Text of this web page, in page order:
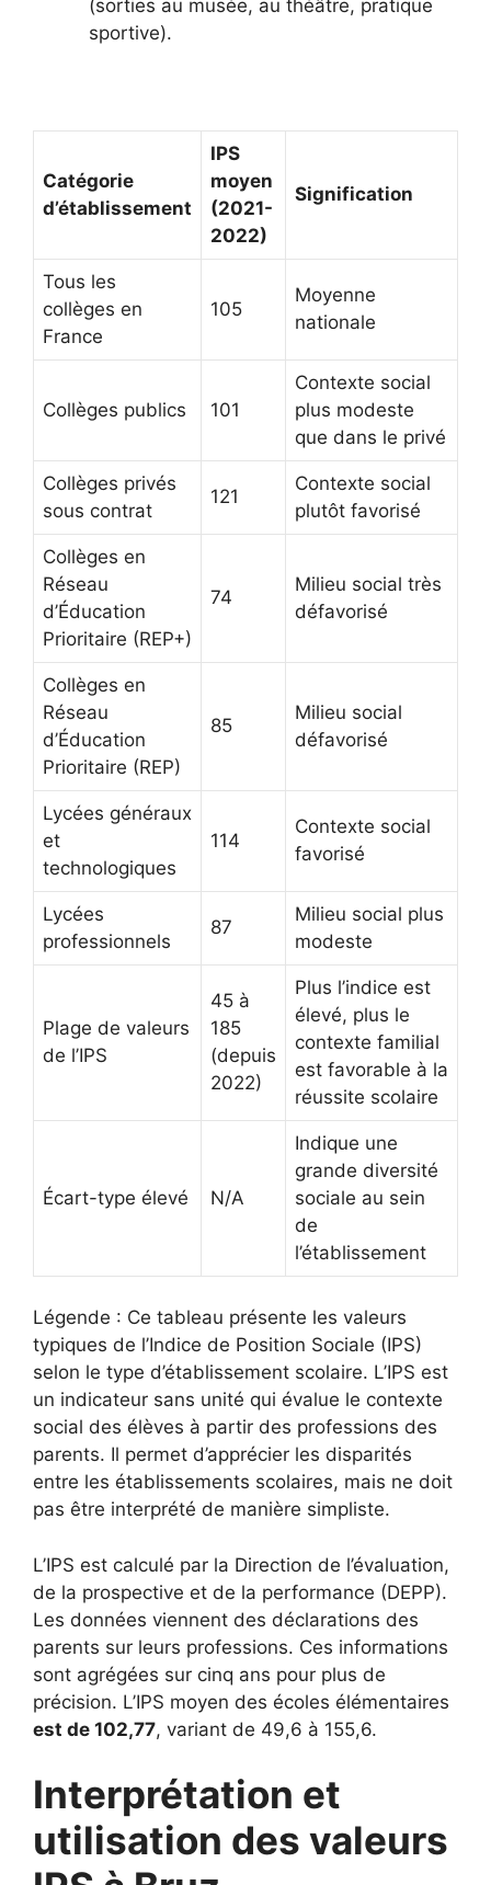
(sorties au musée, au théâtre, pratique
sportive).
Catégorie
d’établissement
IPS
moyen
(2021-
2022)
Signification
Tous les
collèges en
France
105
Moyenne
nationale
Collèges publics 101
Contexte social
plus modeste
que dans le privé
Collèges privés
sous contrat
121
Contexte social
plutôt favorisé
Collèges en
Réseau
d’Éducation
Prioritaire (REP+)
74
Milieu social très
défavorisé
Collèges en
Réseau
d’Éducation
Prioritaire (REP)
85
Milieu social
défavorisé
Lycées généraux
et
technologiques
114
Contexte social
favorisé
Lycées
professionnels
87
Milieu social plus
modeste
Plage de valeurs
de l’IPS
45 à
185
(depuis
2022)
Plus l’indice est
élevé, plus le
contexte familial
est favorable à la
réussite scolaire
Écart-type élevé N/A
Indique une
grande diversité
sociale au sein
de
l’établissement
Légende : Ce tableau présente les valeurs
typiques de l’Indice de Position Sociale (IPS)
selon le type d’établissement scolaire. L’IPS est
un indicateur sans unité qui évalue le contexte
social des élèves à partir des professions des
parents. Il permet d’apprécier les disparités
entre les établissements scolaires, mais ne doit
pas être interprété de manière simpliste.
L’IPS est calculé par la Direction de l’évaluation,
de la prospective et de la performance (DEPP).
Les données viennent des déclarations des
parents sur leurs professions. Ces informations
sont agrégées sur cinq ans pour plus de
précision. L’IPS moyen des écoles élémentaires
est de 102,77, variant de 49,6 à 155,6.
Interprétation et
utilisation des valeurs